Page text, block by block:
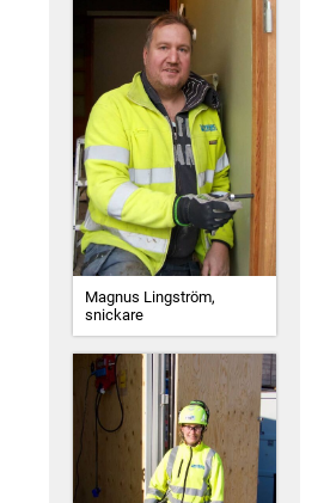
Magnus Lingström,
snickare